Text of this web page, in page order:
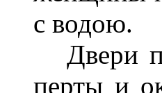
с водою.
Двери
перты и